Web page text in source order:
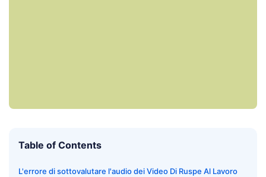
Table of Contents
L'errore di sottovalutare l'audio dei Video Di Ruspe Al Lavoro